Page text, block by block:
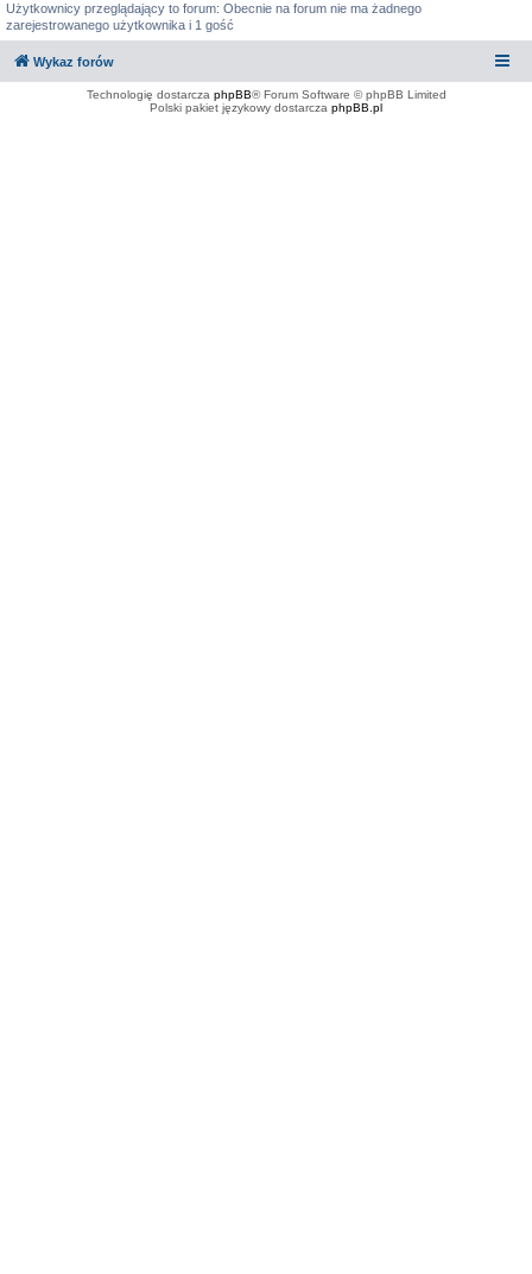
Użytkownicy przeglądający to forum: Obecnie na forum nie ma żadnego
zarejestrowanego użytkownika i 1 gość
Wykaz forów
Technologię dostarcza phpBB® Forum Software © phpBB Limited
Polski pakiet językowy dostarcza phpBB.pl